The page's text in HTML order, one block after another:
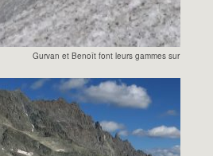
Gurvan et Benoît font leurs gammes sur le bas